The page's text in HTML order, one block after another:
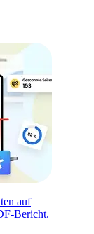
auf
Bericht.